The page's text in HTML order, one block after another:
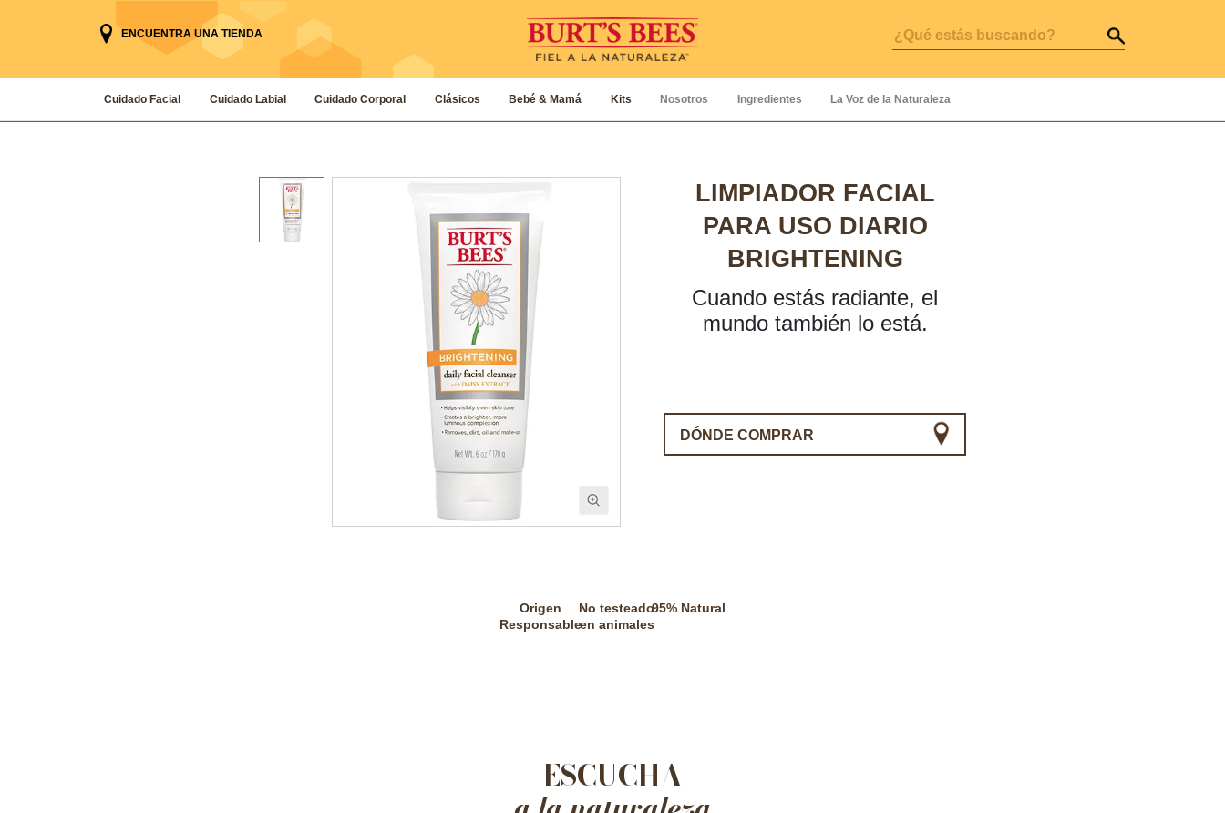
ENCUENTRA UNA TIENDA
Cuidado Facial Cuidado Labial Cuidado Corporal Clásicos Bebé & Mamá Kits Nosotros Ingredientes La Voz de la Naturaleza
LIMPIADOR FACIAL
PARA USO DIARIO
BRIGHTENING
Cuando estás radiante, el
mundo también lo está.
DÓNDE COMPRAR
Origen
Responsable
No testeado
en animales
95% Natural
ESCUCHA